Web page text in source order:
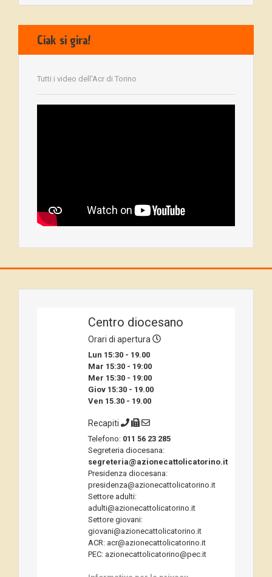
Ciak si gira!
Tutti i video dell'Acr di Torino
Centro diocesano
Orari di apertura
Lun 15:30 - 19.00
Mar 15:30 - 19:00
Mer 15:30 - 19:00
Giov 15:30 - 19.00
Ven 15.30 - 19.00
Recapiti
Telefono: 011 56 23 285
Segreteria diocesana:
segreteria@azionecattolicatorino.it
Presidenza diocesana:
presidenza@azionecattolicatorino.it
Settore adulti:
adulti@azionecattolicatorino.it
Settore giovani:
giovani@azionecattolicatorino.it
ACR: acr@azionecattolicatorino.it
PEC: azionecattolicatorino@pec.it